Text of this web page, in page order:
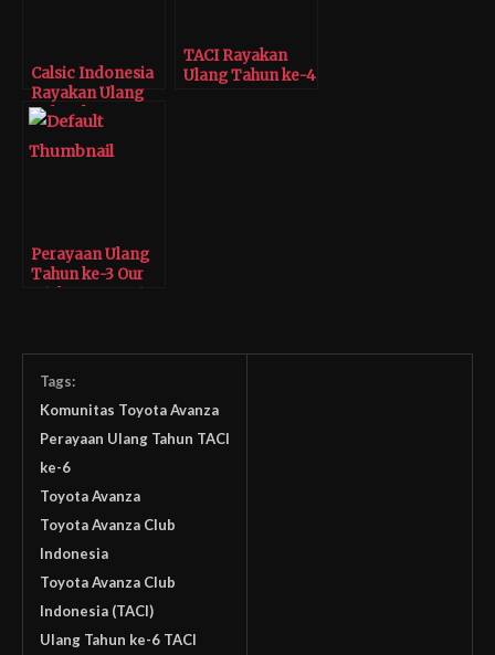
Calsic Indonesia
Rayakan Ulang
Tahun ke-3
TACI Rayakan
Ulang Tahun ke-4
Perayaan Ulang
Tahun ke-3 Our
Tags:
Komunitas Toyota Avanza
Perayaan Ulang Tahun TACI
ke-6
Toyota Avanza
Toyota Avanza Club
Indonesia
Toyota Avanza Club
Indonesia (TACI)
Ulang Tahun ke-6 TACI